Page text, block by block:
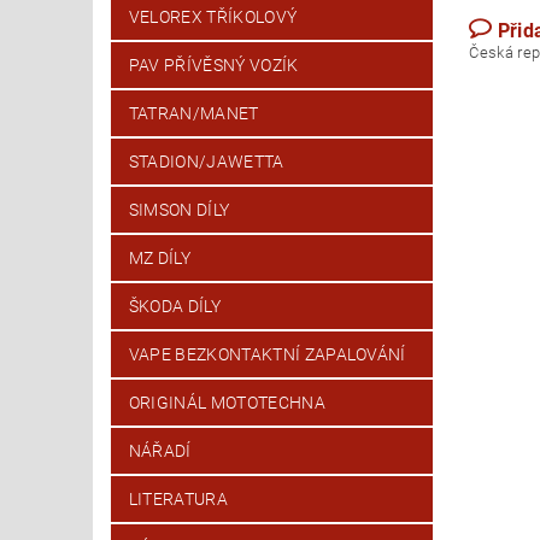
VELOREX TŘÍKOLOVÝ
PAV PŘÍVĚSNÝ VOZÍK
TATRAN/MANET
STADION/JAWETTA
SIMSON DÍLY
MZ DÍLY
ŠKODA DÍLY
VAPE BEZKONTAKTNÍ ZAPALOVÁNÍ
ORIGINÁL MOTOTECHNA
NÁŘADÍ
LITERATURA